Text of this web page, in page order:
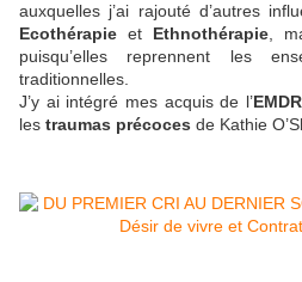
auxquelles j’ai rajouté d’autres
Ecothérapie et Ethnothérapie ,
puisqu’elles reprennent les
traditionnelles.
J’y ai intégré mes acquis de l’EMDR
les traumas précoces de Kathie